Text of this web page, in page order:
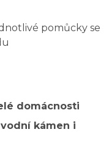
pomůcky se
domácnosti
kámen i